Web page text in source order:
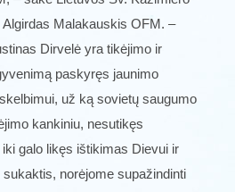
Malakauskis OFM. –
Dirvelė yra tikėjimo ir
paskyręs jaunimo
už ką sovietų saugumo
kankiniu, nesutikęs
galo likęs ištikimas Dievui ir
norėjome supažindinti